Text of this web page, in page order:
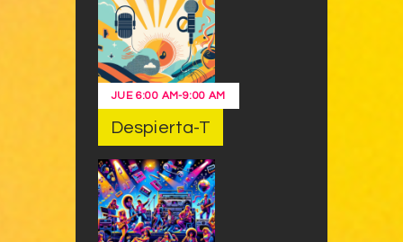
JUE 6:00 AM-9:00 AM
Despierta-T